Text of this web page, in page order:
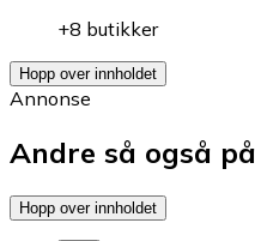
+8 butikker
Hopp over innholdet
Annonse
Andre så også på
Hopp over innholdet